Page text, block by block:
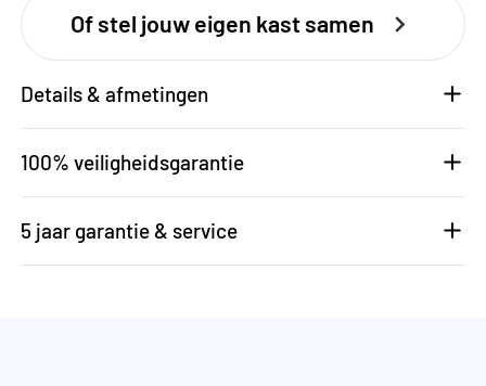
Of stel jouw eigen kast samen
Details & afmetingen
100% veiligheidsgarantie
5 jaar garantie & service